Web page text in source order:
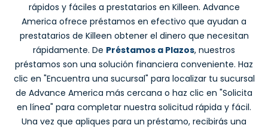
rápidos y fáciles a prestatarios en Killeen. Advance
America ofrece préstamos en efectivo que ayudan a
prestatarios de Killeen obtener el dinero que necesitan
rápidamente. De Préstamos a Plazos, nuestros
préstamos son una solución financiera conveniente. Haz
clic en "Encuentra una sucursal" para localizar tu sucursal
de Advance America más cercana o haz clic en "Solicita
en línea" para completar nuestra solicitud rápida y fácil.
Una vez que apliques para un préstamo, recibirás una